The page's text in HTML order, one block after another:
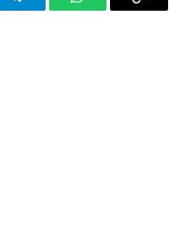
TelegramWhatsAppCopy